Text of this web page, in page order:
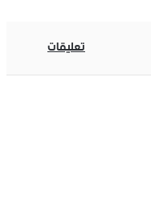
تعليقات